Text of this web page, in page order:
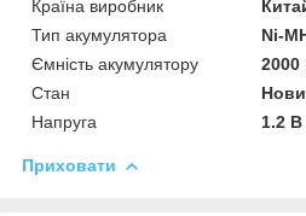
Країна виробник
Тип акумулятора
Ni-
Ємність акумулятору
2000
Стан
Напруга
1.2 В
Приховати